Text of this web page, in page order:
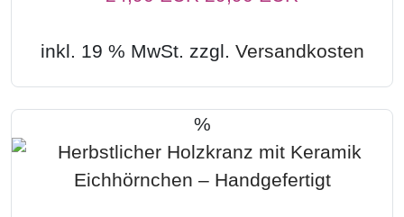
inkl. 19 % MwSt. zzgl. Versandkosten
%